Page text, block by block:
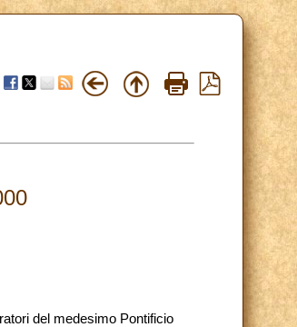
del medesimo Pontificio